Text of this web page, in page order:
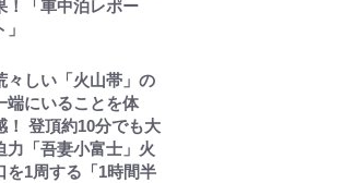
！「車中泊レポー
」
々しい「火山帯」の
端にいることを体
！ 登頂約10分でも大
力「吾妻小富士」火
を1周する「1時間半